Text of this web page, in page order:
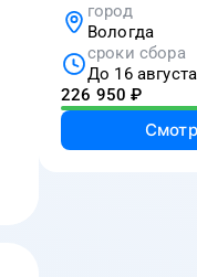
город
Вологда
сроки сбора
До 16
226 950 ₽